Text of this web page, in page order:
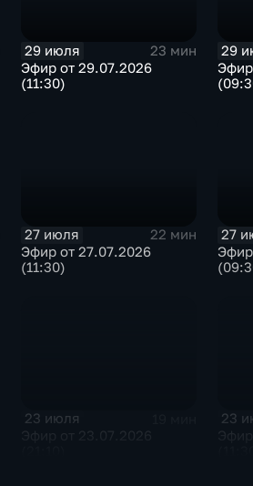
29 июля
23 мин
Эфир от 29.07.2026
(11:30)
29
Эфир от
27 июля
22 мин
Эфир от 27.07.2026
(11:30)
27
23 июля 23